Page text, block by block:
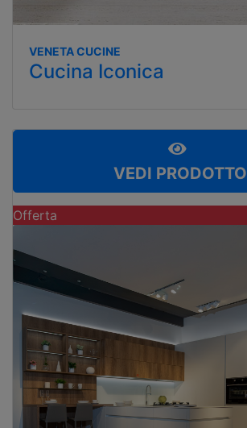
VENETA CUCINE
Cucina Iconica
VEDI PRODOTTO
Offerta